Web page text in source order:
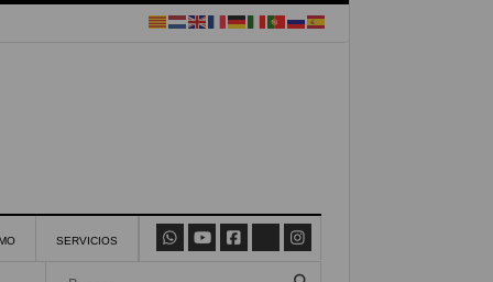
SERVICIOS